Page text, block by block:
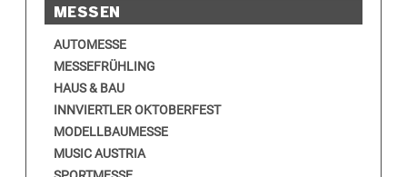
MESSEN
AUTOMESSE
MESSEFRÜHLING
HAUS & BAU
INNVIERTLER OKTOBERFEST
MODELLBAUMESSE
MUSIC AUSTRIA